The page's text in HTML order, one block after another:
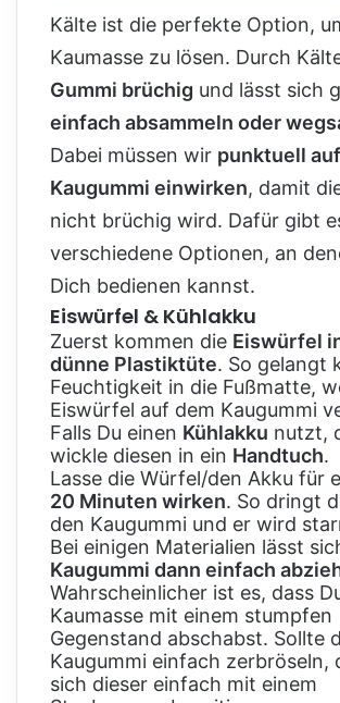
Kälte ist die perfekte Option,
Kaumasse zu lösen. Durch
Gummi brüchig und lässt sich
einfach absammeln oder
Dabei müssen wir punktuell
Kaugummi einwirken, damit
nicht brüchig wird. Dafür gibt
verschiedene Optionen, an
Dich bedienen kannst.
Eiswürfel & Kühlakku
Zuerst kommen die Eiswürfel
dünne Plastiktüte. So gelangt
Feuchtigkeit in die Fußmatte,
Eiswürfel auf dem Kaugummi
Falls Du einen Kühlakku nutzt,
wickle diesen in ein Handtuch.
Lasse die Würfel/den Akku für
20 Minuten wirken. So dringt
den Kaugummi und er wird
Bei einigen Materialien lässt
Kaugummi dann einfach
Wahrscheinlicher ist es, dass
Kaumasse mit einem stumpfen
Gegenstand abschabst. Sollte
Kaugummi einfach zerbröseln,
sich dieser einfach mit einem